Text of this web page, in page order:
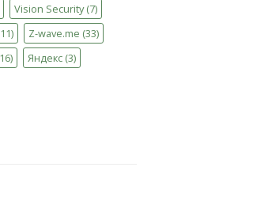
Vision Security(7)
Z-wave.me (33)
Яндекс (3)